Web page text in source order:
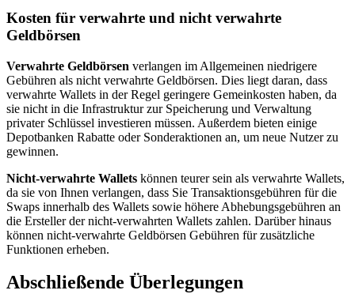
Kosten für verwahrte und nicht verwahrte
Geldbörsen
Verwahrte Geldbörsen verlangen im Allgemeinen niedrigere
Gebühren als nicht verwahrte Geldbörsen. Dies liegt daran, dass
verwahrte Wallets in der Regel geringere Gemeinkosten haben, da
sie nicht in die Infrastruktur zur Speicherung und Verwaltung
privater Schlüssel investieren müssen. Außerdem bieten einige
Depotbanken Rabatte oder Sonderaktionen an, um neue Nutzer zu
gewinnen.
Nicht-verwahrte Wallets können teurer sein als verwahrte Wallets,
da sie von Ihnen verlangen, dass Sie Transaktionsgebühren für die
Swaps innerhalb des Wallets sowie höhere Abhebungsgebühren an
die Ersteller der nicht-verwahrten Wallets zahlen. Darüber hinaus
können nicht-verwahrte Geldbörsen Gebühren für zusätzliche
Funktionen erheben.
Abschließende Überlegungen